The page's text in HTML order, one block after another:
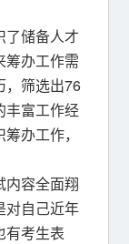
了储备人才
筹办工作需
，筛选出76
丰富工作经
办工作，
内容全面翔
对自己近年
有考生表